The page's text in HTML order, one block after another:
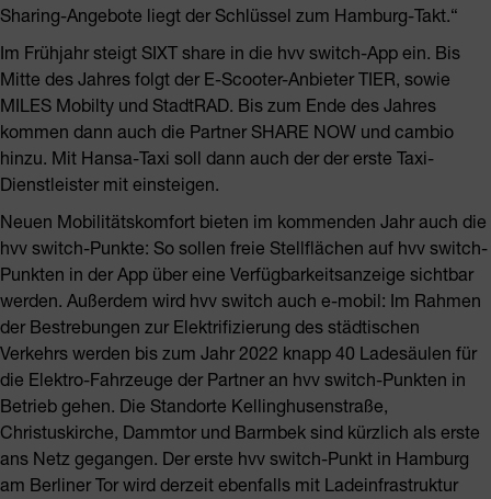
Sharing-Angebote liegt der Schlüssel zum Hamburg-Takt.“
Im Frühjahr steigt SIXT share in die hvv switch-App ein. Bis
Mitte des Jahres folgt der E-Scooter-Anbieter TIER, sowie
MILES Mobilty und StadtRAD. Bis zum Ende des Jahres
kommen dann auch die Partner SHARE NOW und cambio
hinzu. Mit Hansa-Taxi soll dann auch der der erste Taxi-
Dienstleister mit einsteigen.
Neuen Mobilitätskomfort bieten im kommenden Jahr auch die
hvv switch-Punkte: So sollen freie Stellflächen auf hvv switch-
Punkten in der App über eine Verfügbarkeitsanzeige sichtbar
werden. Außerdem wird hvv switch auch e-mobil: Im Rahmen
der Bestrebungen zur Elektrifizierung des städtischen
Verkehrs werden bis zum Jahr 2022 knapp 40 Ladesäulen für
die Elektro-Fahrzeuge der Partner an hvv switch-Punkten in
Betrieb gehen. Die Standorte Kellinghusenstraße,
Christuskirche, Dammtor und Barmbek sind kürzlich als erste
ans Netz gegangen. Der erste hvv switch-Punkt in Hamburg
am Berliner Tor wird derzeit ebenfalls mit Ladeinfrastruktur